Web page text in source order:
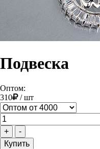
Подвеска
Оптом:
310
/шт
+ -